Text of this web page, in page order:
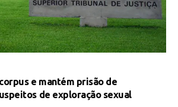
e mantém prisão de
de exploração sexual